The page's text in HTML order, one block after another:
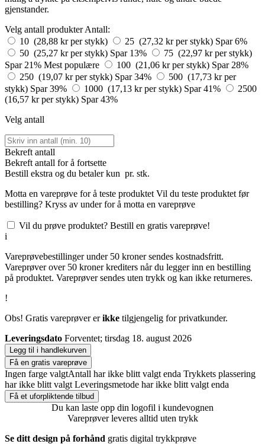
gjenstander.
Velg antall produkter Antall:
10 (28,88 kr per stykk)
25 (27,32 kr per stykk) Spar 6%
50 (25,27 kr per stykk) Spar 13%
75 (22,97 kr per stykk)
Spar 21% Mest populære 100 (21,06 kr per stykk) Spar 28%
250 (19,07 kr per stykk) Spar 34%
500 (17,73 kr per
stykk) Spar 39% 1000 (17,13 kr per stykk) Spar 41%
2500
(16,57 kr per stykk) Spar 43%
Velg antall
Bekreft antall
Bekreft antall for å fortsette
Bestill ekstra og du betaler kun pr. stk.
Motta en vareprøve for å teste produktet Vil du teste produktet før
bestilling? Kryss av under for å motta en vareprøve
Vil du prøve produktet? Bestill en gratis vareprøve!
i
Vareprøvebestillinger under 50 kroner sendes kostnadsfritt.
Vareprøver over 50 kroner krediters når du legger inn en bestilling
på produktet. Vareprøver sendes uten trykk og kan ikke returneres.
!
Obs! Gratis vareprøver erikke tilgjengelig for privatkunder.
Leveringsdato Forventet; tirsdag 18. august 2026
Legg til i handlekurven
Få en gratis vareprøve
Ingen farge valgtAntall har ikke blitt valgt enda Trykkets plassering
har ikke blitt valgt Leveringsmetode har ikke blitt valgt enda
Få et uforpliktende tilbud
Du kan laste opp din logofil i kundevognen
Vareprøver leveres alltid uten trykk
Se ditt design på forhånd gratis digital trykkprøve